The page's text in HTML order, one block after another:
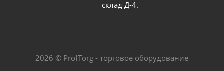
склад Д-4.
2026 © ProfTorg - торговое оборудование